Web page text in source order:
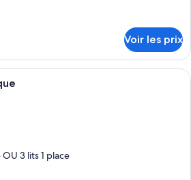
Voir les prix
Une chambre d’hôtel avec un grand
3 lits 1 place